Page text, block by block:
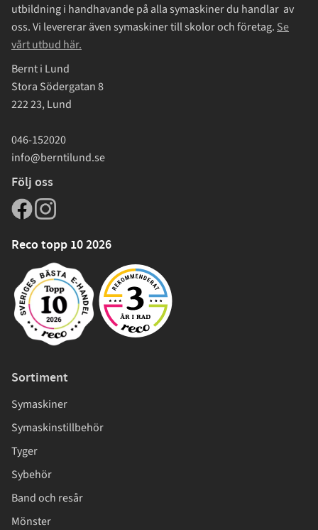
utbildning i handhavande på alla symaskiner du handlar av
oss. Vi levererar även symaskiner till skolor och företag. Se
vårt utbud här.
Bernt i Lund
Stora Södergatan 8
222 23, Lund
046-152020
info@berntilund.se
Följ oss
Reco topp 10 2026
Sortiment
Symaskiner
Symaskinstillbehör
Tyger
Sybehör
Band och resår
Mönster